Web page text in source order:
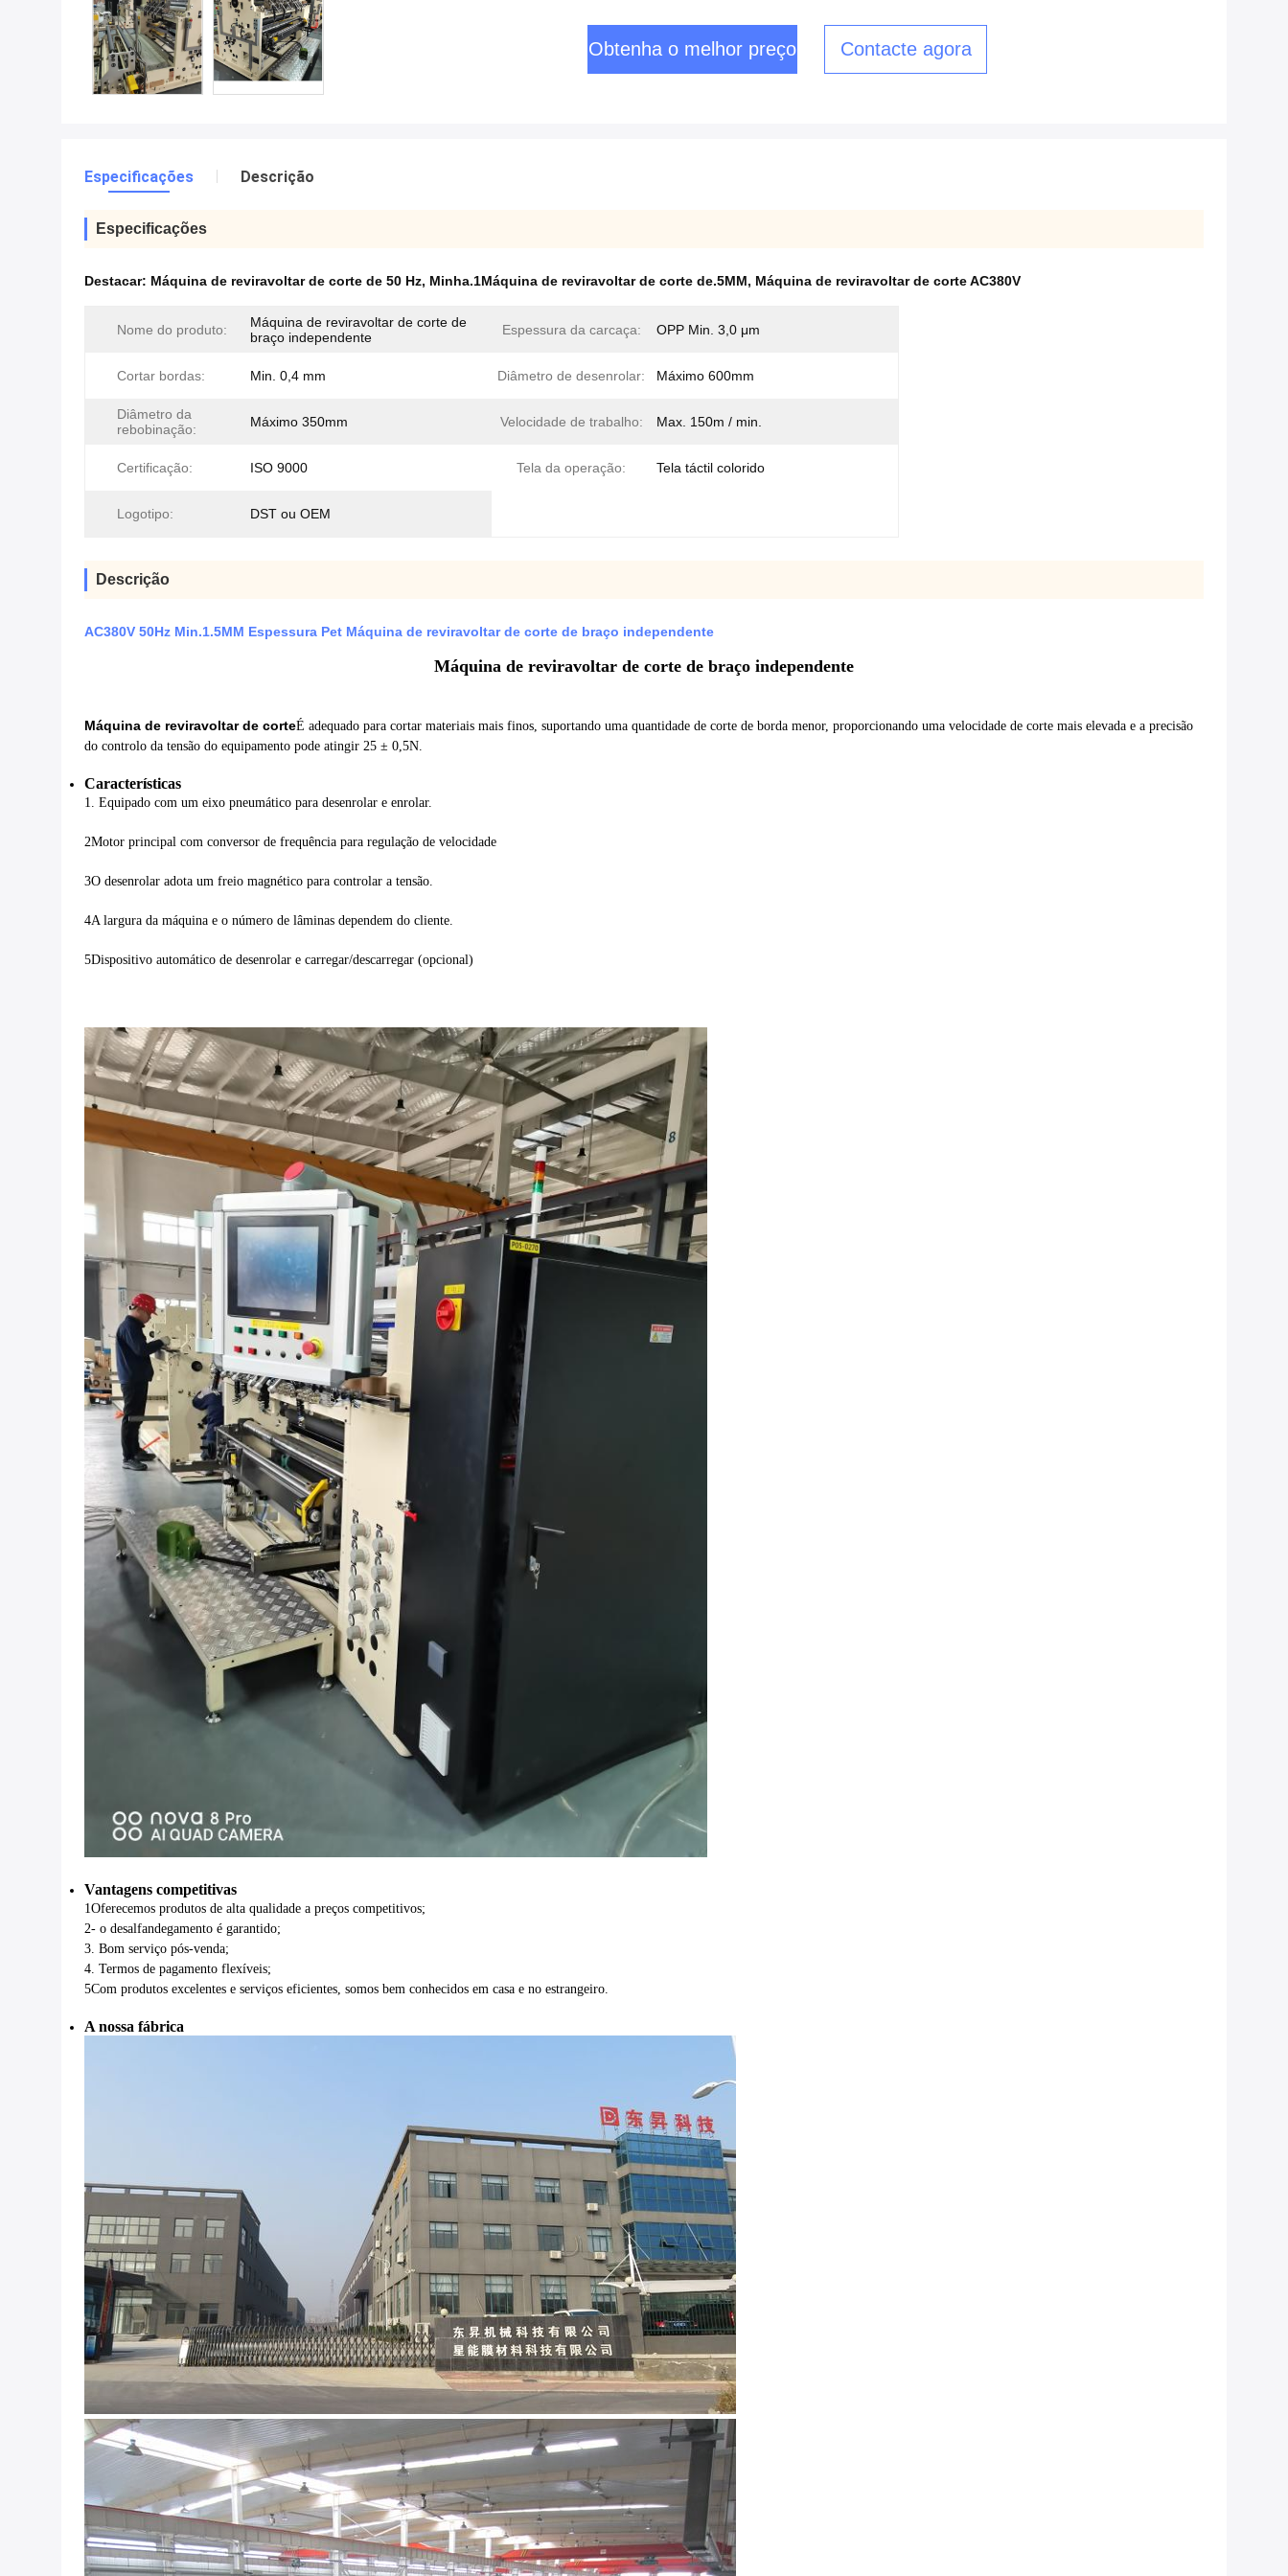
Obtenha o melhor preço Contacte agora
Especificações Descrição
Especificações
Destacar: Máquina de reviravoltar de corte de 50 Hz, Minha.1Máquina de reviravoltar de corte de.5MM, Máquina de reviravoltar de corte AC380V
Nome do produto:
Máquina de reviravoltar de corte de
braço independente
Espessura da carcaça: OPP Min. 3,0 μm
Cortar bordas: Min. 0,4 mm Diâmetro de desenrolar: Máximo 600mm
Diâmetro da
rebobinação:
Máximo 350mm Velocidade de trabalho: Max. 150m / min.
Certificação: ISO 9000 Tela da operação: Tela táctil colorido
Logotipo: DST ou OEM
Descrição
AC380V 50Hz Min.1.5MM Espessura Pet Máquina de reviravoltar de corte de braço independente
Máquina de reviravoltar de corte de braço independente
Máquina de reviravoltar de corteÉ adequado para cortar materiais mais finos, suportando uma quantidade de corte de borda menor, proporcionando uma velocidade de corte mais elevada e a precisão
do controlo da tensão do equipamento pode atingir 25 ± 0,5N.
Características
1. Equipado com um eixo pneumático para desenrolar e enrolar.
2Motor principal com conversor de frequência para regulação de velocidade
3O desenrolar adota um freio magnético para controlar a tensão.
4A largura da máquina e o número de lâminas dependem do cliente.
5Dispositivo automático de desenrolar e carregar/descarregar (opcional)
Vantagens competitivas
1Oferecemos produtos de alta qualidade a preços competitivos;
2- o desalfandegamento é garantido;
3. Bom serviço pós-venda;
4. Termos de pagamento flexíveis;
5Com produtos excelentes e serviços eficientes, somos bem conhecidos em casa e no estrangeiro.
A nossa fábrica